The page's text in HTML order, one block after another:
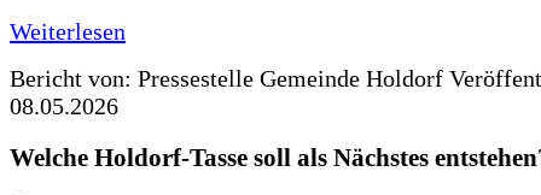
Weiterlesen
Bericht von: Pressestelle Gemeinde Holdorf
08.05.2026
Welche Holdorf-Tasse soll als Nächstes